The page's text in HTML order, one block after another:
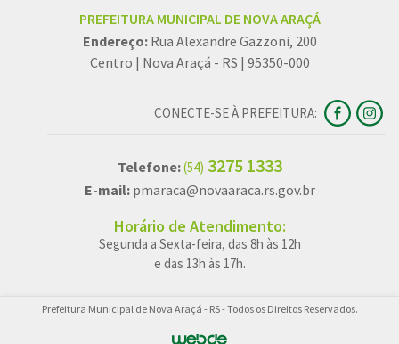
PREFEITURA MUNICIPAL DE NOVA ARAÇÁ
Endereço: Rua Alexandre Gazzoni, 200
Centro | Nova Araçá - RS | 95350-000
CONECTE-SE À PREFEITURA:
Telefone:(54) 3275 1333
E-mail: pmaraca@novaaraca.rs.gov.br
Horário de Atendimento:
Segunda a Sexta-feira, das 8h às 12h
e das 13h às 17h.
Prefeitura Municipal de Nova Araçá - RS - Todos os Direitos Reservados.